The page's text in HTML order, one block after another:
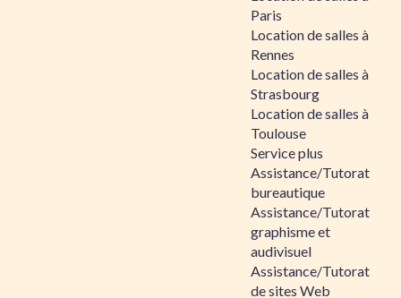
Paris
Location de salles à
Rennes
Location de salles à
Strasbourg
Location de salles à
Toulouse
Service plus
Assistance/Tutorat
bureautique
Assistance/Tutorat
graphisme et
audivisuel
Assistance/Tutorat
de sites Web